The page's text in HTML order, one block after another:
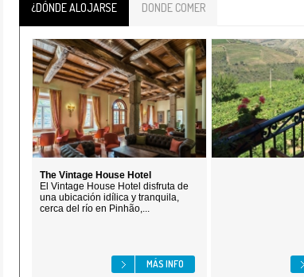
¿DÓNDE ALOJARSE DONDE COMER
The Vintage House Hotel
El Vintage House Hotel disfruta de
una ubicación idílica y tranquila,
cerca del río en Pinhão,...
MÁS INFO